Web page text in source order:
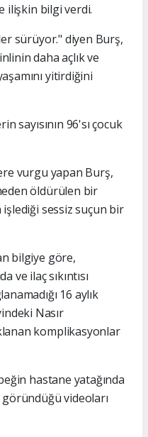
ilişkin bilgi verdi.
sürüyor." diyen Burş,
daha açlık ve
yitirdiğini
sayısının 96'sı çocuk
vurgu yapan Burş,
öldürülen bir
sessiz suçun bir
bilgiye göre,
ve ilaç sıkıntısı
16 aylık
Nasır
komplikasyonlar
hastane yatağında
göründüğü videoları